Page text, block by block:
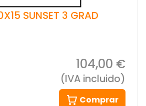
SUNSET 3 GRAD
104,00 €
(IVA incluido)
Comprar